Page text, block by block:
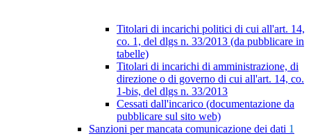
Titolari di incarichi politici di cui all'art. 14,
co. 1, del dlgs n. 33/2013 (da pubblicare in
tabelle)
Titolari di incarichi di amministrazione, di
direzione o di governo di cui all'art. 14, co.
1-bis, del dlgs n. 33/2013
Cessati dall'incarico (documentazione da
pubblicare sul sito web)
Sanzioni per mancata comunicazione dei dati 1